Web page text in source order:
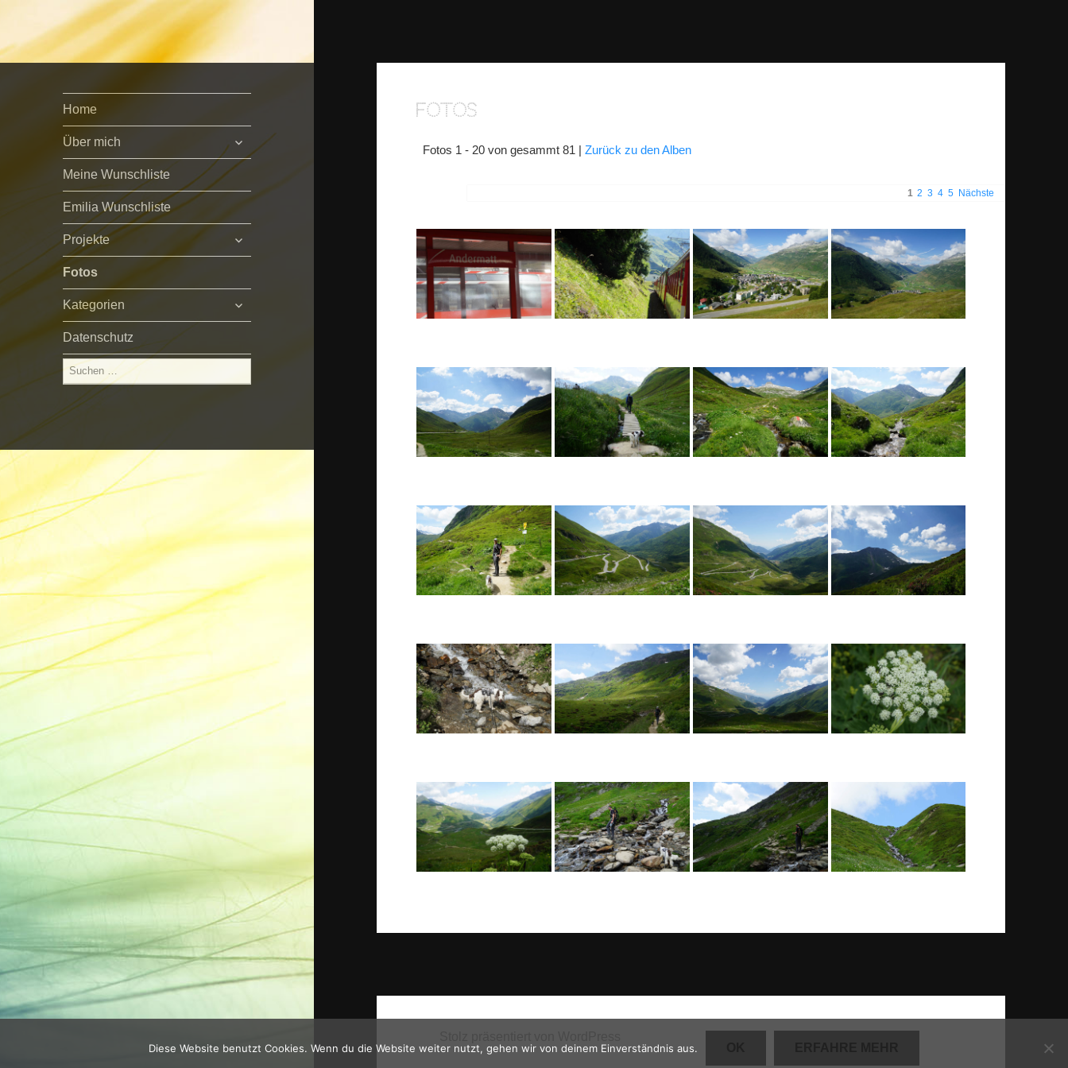
Home
Über mich
untermenü
öffnen
Meine Wunschliste
Emilia Wunschliste
Projekte
öffnen
Fotos
Kategorien
öffnen
Datenschutz
Suchen
nach:
Fotos
Fotos 1 - 20 von gesammt 81 | Zurück zu den Alben
1 2 3 4 5 Nächste
Diese Website benutzt Cookies. Wenn du die Website weiter nutzt, gehen wir von deinem Einverständnis aus.